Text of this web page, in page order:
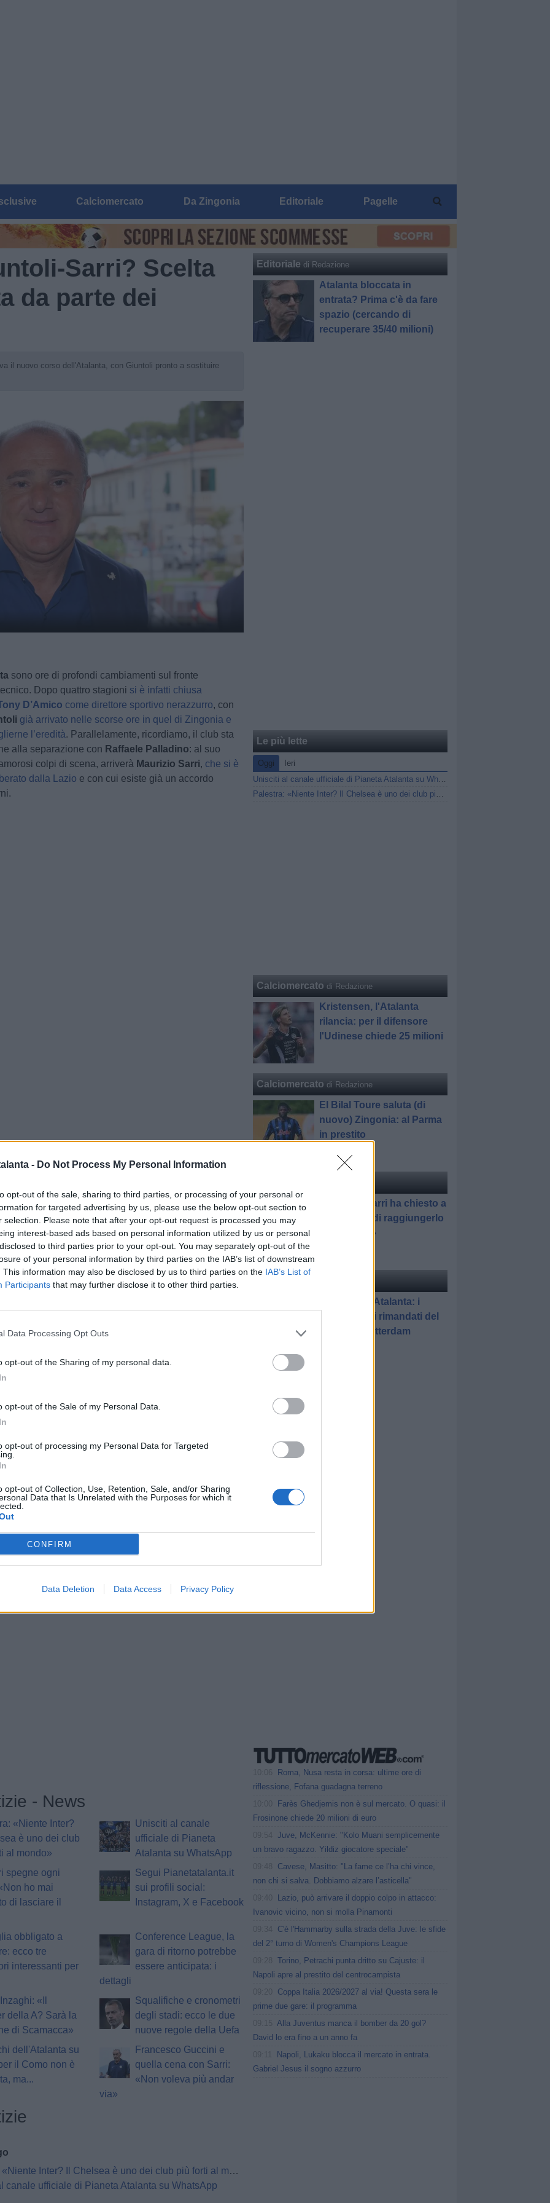
- Do Not Process My Personal Information
opt-out of the sale, sharing to third parties, or processing of your personal or
for targeted advertising by us, please use the below opt-out section to
selection. Please note that after your opt-out request is processed you may
interest-based ads based on personal information utilized by us or personal
to third parties prior to your opt-out. You may separately opt-out of the
of your personal information by third parties on the IAB’s list of downstream
This information may also be disclosed by us to third parties on the IAB’s List of
Participants that may further disclose it to other third parties.
Data Processing Opt Outs
opt-out of the Sharing of my personal data.
opt-out of the Sale of my Personal Data.
opt-out of processing my Personal Data for Targeted
opt-out of Collection, Use, Retention, Sale, and/or Sharing
Data that Is Unrelated with the Purposes for which it
CONFIRM
Data Deletion Data Access Privacy Policy
Calciomercato Da Zingonia Editoriale Pagelle
Sarri? Scelta
da parte dei
il nuovo corso dell'Atalanta, con Giuntoli pronto a sostituire
sono ore di profondi cambiamenti sul fronte
Dopo quattro stagioni si è infatti chiusa
D’Amico come direttore sportivo nerazzurro, con
già arrivato nelle scorse ore in quel di Zingonia e
l’eredità. Parallelamente, ricordiamo, il club sta
alla separazione con Raffaele Palladino: al suo
colpi di scena, arriverà Maurizio Sarri, che si è
dalla Lazio e con cui esiste già un accordo
MARTORELLI
- Proprio del nuovo tandem
Sarri ha parlato
Giocondo Martorelli
nel corso di
frequenze di Radio Sportiva. Ecco, di seguito, il
agente sul nuovo corso della Dea: “L’Atalanta con
può cercare un connubio che a Napoli è stato
- ha detto Martorelli - È stato uno dei
èuna scelta molto azzeccata da parte dei
Gio 28 maggio 2026 alle 14:24
- News
«Niente Inter?
è uno dei club
al mondo»
Unisciti al canale
ufficiale di Pianeta
Atalanta su WhatsApp
spegne ogni
ho mai
di lasciare il
Segui Pianetatalanta.it
sui profili social:
Instagram, X e Facebook
obbligato a
ecco tre
interessanti per
Conference League, la
gara di ritorno potrebbe
essere anticipata: i
dettagli
«Il
della A? Sarà la
di Scamacca»
Squalifiche e cronometri
degli stadi: ecco le due
nuove regole della Uefa
dell'Atalanta su
il Como non è
ma...
Francesco Guccini e
quella cena con Sarri:
«Non voleva più andar
via»
Inter? Il Chelsea è uno dei club più forti al mondo»
canale ufficiale di Pianeta Atalanta su WhatsApp
Editoriale di Redazione
Atalanta bloccata in
entrata? Prima c'è da fare
spazio (cercando di
recuperare 35/40 milioni)
Le più lette
Oggi
Ieri
Unisciti al canale ufficiale di Pianeta Atalanta su WhatsApp
Palestra: «Niente Inter? Il Chelsea è uno dei club più forti al mondo»
Calciomercato di Redazione
Kristensen, l'Atalanta
rilancia: per il difensore
l'Udinese chiede 25 milioni
Calciomercato di Redazione
El Bilal Toure saluta (di
nuovo) Zingonia: al Parma
in prestito
Pedullà: «Sarri ha chiesto a
Romagnoli di raggiungerlo
all'Atalanta»
Feyenoord-Atalanta: i
promossi e i rimandati del
match di Rotterdam
Roma, Nusa resta in corsa: ultime ore di
riflessione, Fofana guadagna terreno
Farès Ghedjemis non è sul mercato. O quasi: il
Frosinone chiede 20 milioni di euro
Juve, McKennie: "Kolo Muani semplicemente
un bravo ragazzo. Yildiz giocatore speciale"
Cavese, Masitto: "La fame ce l’ha chi vince,
non chi si salva. Dobbiamo alzare l’asticella"
Lazio, può arrivare il doppio colpo in attacco:
Ivanovic vicino, non si molla Pinamonti
C'è l'Hammarby sulla strada della Juve: le sfide
del 2° turno di Women's Champions League
Torino, Petrachi punta dritto su Cajuste: il
Napoli apre al prestito del centrocampista
Coppa Italia 2026/2027 al via! Questa sera le
prime due gare: il programma
Alla Juventus manca il bomber da 20 gol?
David lo era fino a un anno fa
Napoli, Lukaku blocca il mercato in entrata.
Gabriel Jesus il sogno azzurro